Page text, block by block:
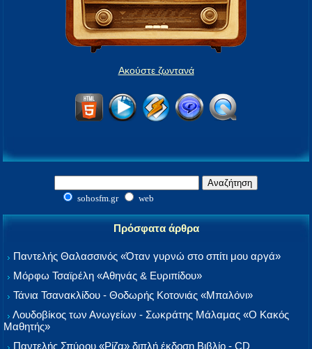
Ακούστε ζωντανά
sohosfm.gr web
Πρόσφατα άρθρα
Παντελής Θαλασσινός «Όταν γυρνώ στο σπίτι μου αργά»
Μόρφω Τσαϊρέλη «Αθηνάς & Ευριπίδου»
Τάνια Τσανακλίδου - Θοδωρής Κοτονιάς «Μπαλόνι»
Λουδοβίκος των Ανωγείων - Σωκράτης Μάλαμας «Ο Κακός
Μαθητής»
Παντελής Σπύρου «Ρίζα» διπλή έκδοση Βιβλίο - CD